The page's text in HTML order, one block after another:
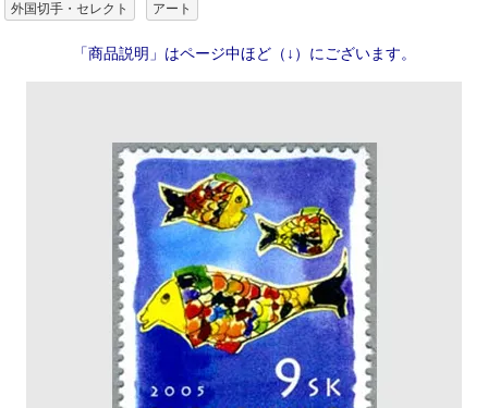
外国切手・セレクト アート
「商品説明」はページ中ほど（↓）にございます。